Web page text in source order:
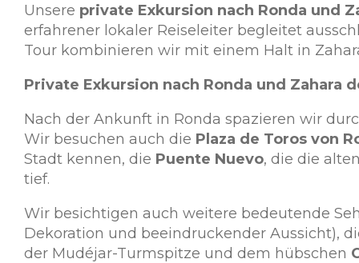
Unsere private Exkursion nach Ronda und
erfahrener lokaler Reiseleiter begleitet
Tour kombinieren wir mit einem Halt in
Private Exkursion nach Ronda und Zahara
Nach der Ankunft in Ronda spazieren wir
Wir besuchen auch die Plaza de Toros von
Stadt kennen, die Puente Nuevo, die die
tief.
Wir besichtigen auch weitere bedeutende
Dekoration und beeindruckender Aussicht),
der Mudéjar-Turmspitze und dem hübschen